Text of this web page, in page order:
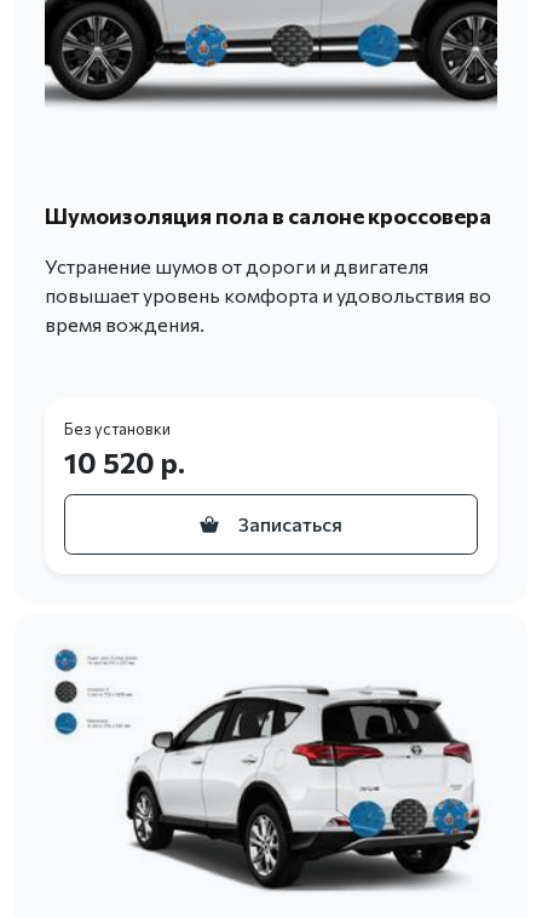
Шумоизоляция пола в салоне кроссовера
Устранение шумов от дороги и двигателя
повышает уровень комфорта и удовольствия во
время вождения.
Без установки
10 520 р.
Записаться